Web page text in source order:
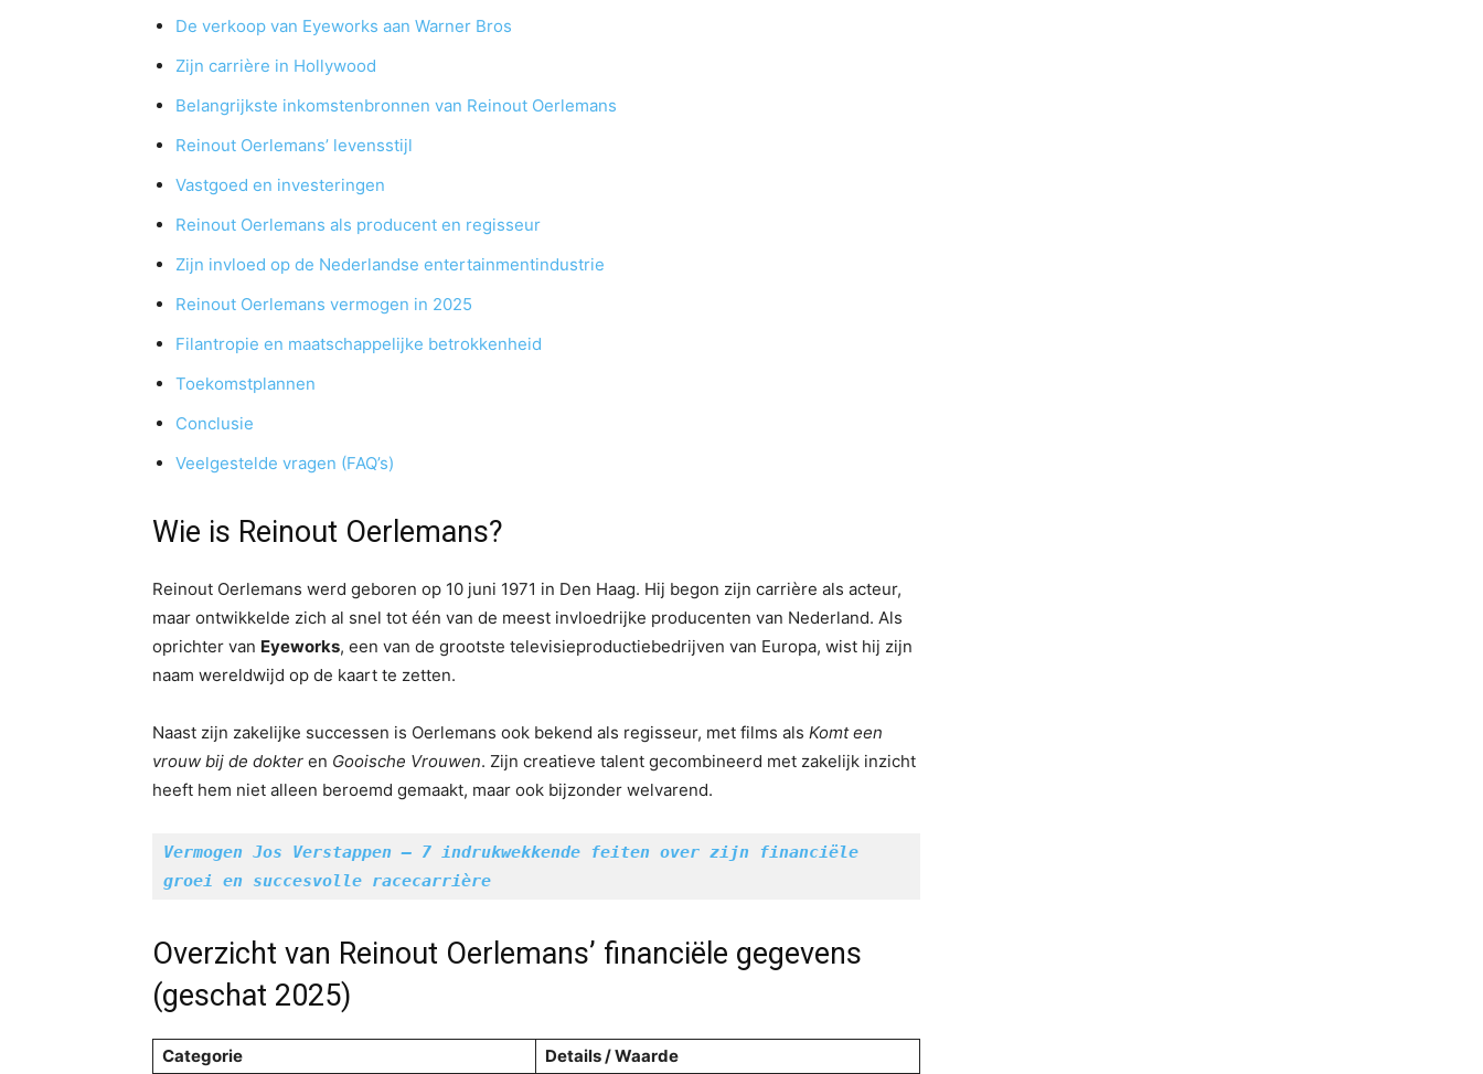
De verkoop van Eyeworks aan Warner Bros
Zijn carrière in Hollywood
Belangrijkste inkomstenbronnen van Reinout Oerlemans
Reinout Oerlemans’ levensstijl
Vastgoed en investeringen
Reinout Oerlemans als producent en regisseur
Zijn invloed op de Nederlandse entertainmentindustrie
Reinout Oerlemans vermogen in 2025
Filantropie en maatschappelijke betrokkenheid
Toekomstplannen
Conclusie
Veelgestelde vragen (FAQ’s)
Wie is Reinout Oerlemans?
Reinout Oerlemans werd geboren op 10 juni 1971 in Den Haag. Hij begon zijn carrière als acteur,
maar ontwikkelde zich al snel tot één van de meest invloedrijke producenten van Nederland. Als
oprichter van Eyeworks, een van de grootste televisieproductiebedrijven van Europa, wist hij zijn
naam wereldwijd op de kaart te zetten.
Naast zijn zakelijke successen is Oerlemans ook bekend als regisseur, met films als Komt een
vrouw bij de dokter en Gooische Vrouwen. Zijn creatieve talent gecombineerd met zakelijk inzicht
heeft hem niet alleen beroemd gemaakt, maar ook bijzonder welvarend.
Vermogen Jos Verstappen – 7 indrukwekkende feiten over zijn financiële
groei en succesvolle racecarrière
Overzicht van Reinout Oerlemans’ financiële gegevens
(geschat 2025)
Categorie
Details / Waarde